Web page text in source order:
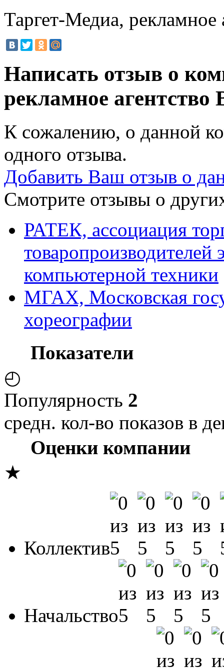
Таргет-Медиа, рекламное
Написать отзыв о
рекламное агентство
К сожалению, о данной
одного отзыва.
Добавить Ваш отзыв о
Смотрите отзывы о
РАТЕК, ассоциация
товаропроизводителей
компьютерной техники
МГАХ, Московская
хореографии
Показатели
◴
Популярность 2
средн. кол-во показов в
Оценки компании
★
Коллектив
Начальство